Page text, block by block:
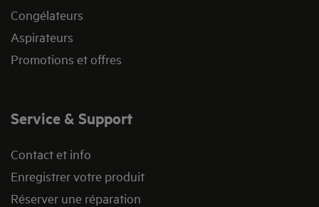
Congélateurs
Aspirateurs
Promotions et offres
Service & Support
Contact et info
Enregistrer votre produit
Réserver une réparation